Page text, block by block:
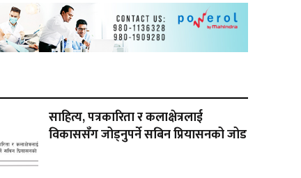
साहित्य, पत्रकारिता र कलाक्षेत्रलाई
विकाससँग जोड्नुपर्ने सबिन प्रियासनको जोड